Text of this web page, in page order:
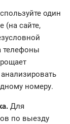
один
(на сайте,
телефоны
номеру.
Для
по выезду